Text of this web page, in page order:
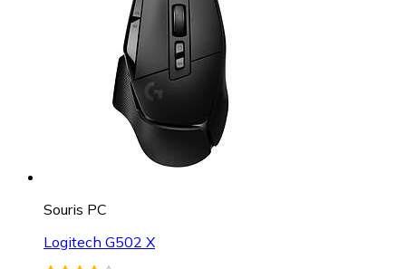
Souris PC
Logitech G502 X